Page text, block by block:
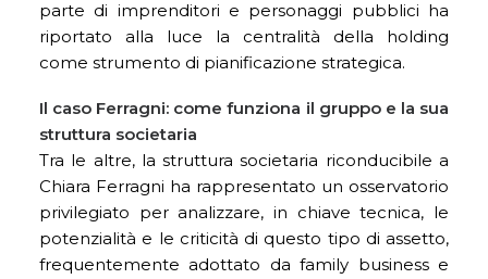
parte di imprenditori e personaggi pubblici ha
riportato alla luce la centralità della holding
come strumento di pianificazione strategica.
Il caso Ferragni: come funziona il gruppo e la sua
struttura societaria
Tra le altre, la struttura societaria riconducibile a
Chiara Ferragni ha rappresentato un osservatorio
privilegiato per analizzare, in chiave tecnica, le
potenzialità e le criticità di questo tipo di assetto,
frequentemente adottato da family business e